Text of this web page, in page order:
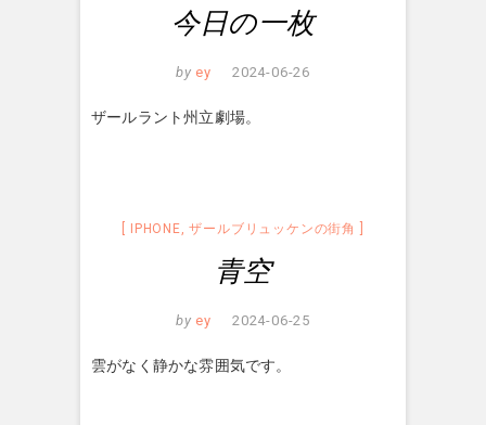
今日の一枚
by ey 2024-06-26
ザールラント州立劇場。
IPHONE,ザールブリュッケンの街角
青空
by ey 2024-06-25
雲がなく静かな雰囲気です。